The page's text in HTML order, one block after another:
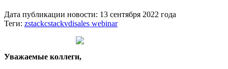
Дата публикации новости: 13 сентября 2022 года
Теги: zstackcstackvdisales webinar
Уважаемые коллеги,